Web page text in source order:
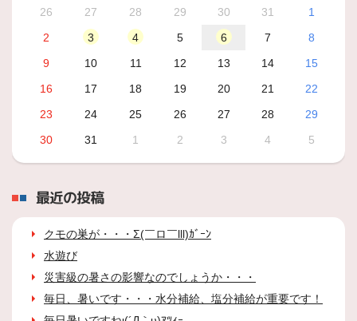
26
27 28 29 30 31
1
2
3 4 5 6 7
8
9
10 11 12 13 14
15
16
17 18 19 20 21
22
23
24 25 26 27 28
29
30
31 1 2 3 4 5
最近の投稿
クモの巣が・・・Σ(￣ロ￣lll)ｶﾞｰﾝ
水遊び
災害級の暑さの影響なのでしょうか・・・
毎日、暑いです・・・水分補給、塩分補給が重要です！